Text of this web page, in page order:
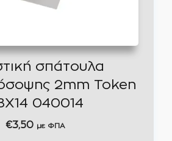
σπάτουλα
2mm Token
040014
€3,50 με ΦΠΑ